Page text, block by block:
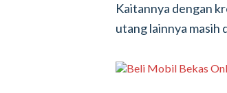
Kaitannya dengan
utang lainnya masih